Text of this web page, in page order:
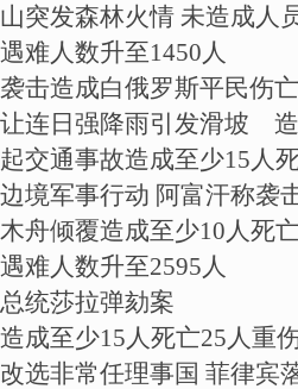
突发森林火情 未造成人
难人数升至1450人
击造成白俄罗斯平民伤
连日强降雨引发滑坡
交通事故造成至少15人
境军事行动 阿富汗称袭
舟倾覆造成至少10人死
难人数升至2595人
统莎拉弹劾案
成至少15人死亡25人重
选非常任理事国 菲律宾